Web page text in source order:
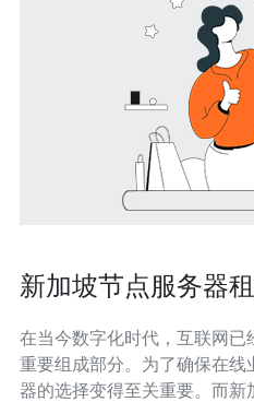
新加坡节点服务器
在当今数字化时代，互联网已
重要组成部分。为了确保在线
器的选择变得至关重要。而新